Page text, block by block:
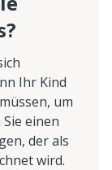
Ihr Kind
um
einen
der als
wird.